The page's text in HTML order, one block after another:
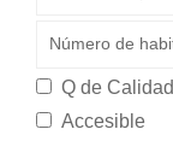
Q de Calidad
Accesible